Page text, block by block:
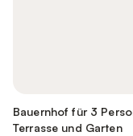
Bauernhof für 3
Terrasse und Garten